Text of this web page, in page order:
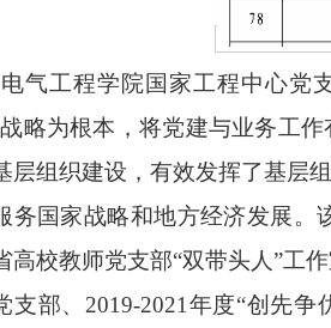
电气工程学院国家工程中心党
略为根本，将党建与业务工
层组织建设，有效发挥了基层
务国家战略和地方经济发展。
高校教师党支部“双带头人”工
支部、2019-2021年度“创先争